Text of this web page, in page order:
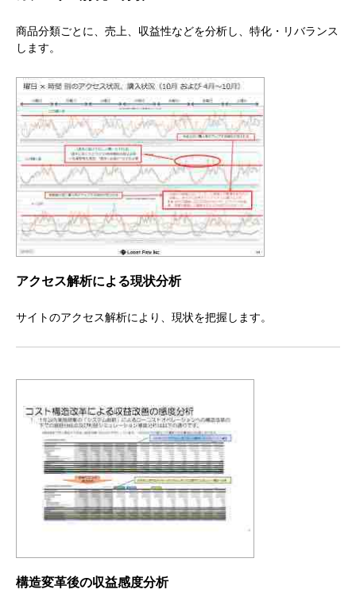
商品分類ごとに、売上、収益性などを分析し、特化・リバランス
します。
アクセス解析による現状分析
サイトのアクセス解析により、現状を把握します。
構造変革後の収益感度分析